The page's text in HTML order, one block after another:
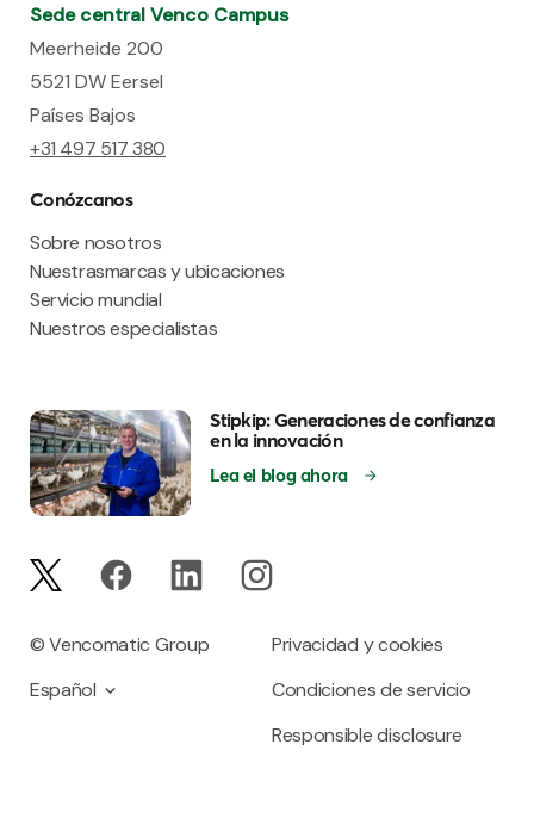
Sede central Venco Campus
Meerheide 200
5521 DW Eersel
Países Bajos
+31 497 517 380
Conózcanos
Sobre nosotros
Nuestrasmarcas y ubicaciones
Servicio mundial
Nuestros especialistas
Stipkip: Generaciones de confianza
en la innovación
Lea el blog ahora
© Vencomatic Group
Español
Privacidad y cookies
Condiciones de servicio
Responsible disclosure